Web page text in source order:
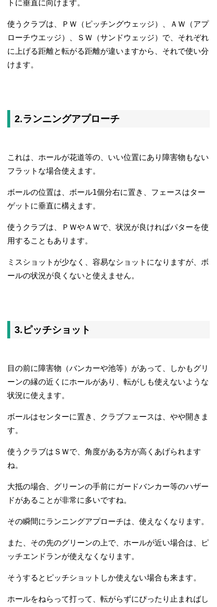
トに垂直に向けます。
使うクラブは、ＰＷ（ピッチングウェッジ）、ＡＷ（アプ
ローチウエッジ）、ＳＷ（サンドウェッジ）で、それぞれ
に上げる距離と転がる距離が違いますから、それで使い分
けます。
2.ランニングアプローチ
これは、ホールが花道等の、いい位置にあり障害物もない
フラットな場合使えます。
ボールの位置は、ボール1個分右に置き、フェースはター
ゲットに垂直に構えます。
使うクラブは、ＰＷやＡＷで、状況が良ければパターを使
用することもあります。
ミスショットが少なく、容易なショットになりますが、ボ
ールの状況が良くないと使えません。
3.ピッチショット
目の前に障害物（バンカーや池等）があって、しかもグリ
ーンの縁の近くにホールがあり、転がしも使えないような
状況に使えます。
ボールはセンターに置き、クラブフェースは、やや開きま
す。
使うクラブはＳＷで、角度がある方が高くあげられます
ね。
大抵の場合、グリーンの手前にガードバンカー等のハザー
ドがあることが非常に多いですね。
その瞬間にランニングアプローチは、使えなくなります。
また、その先のグリーンの上で、ホールが近い場合は、ピ
ッチエンドランが使えなくなります。
そうするとピッチショットしか使えない場合も来ます。
ホールをねらって打って、転がらずにぴったり止まればし